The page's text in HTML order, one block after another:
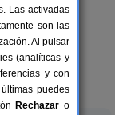
6+1 pers.
50 €
Las activadas
son las
Al pulsar
(analíticas y
y con
puedes
Rechazar o